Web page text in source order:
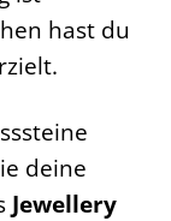
hast du
deine
Jewellery